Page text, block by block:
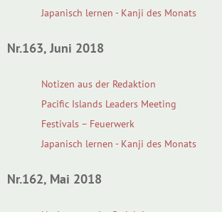
Japanisch lernen - Kanji des Monats
Nr.163, Juni 2018
Notizen aus der Redaktion
Pacific Islands Leaders Meeting
Festivals – Feuerwerk
Japanisch lernen - Kanji des Monats
Nr.162, Mai 2018